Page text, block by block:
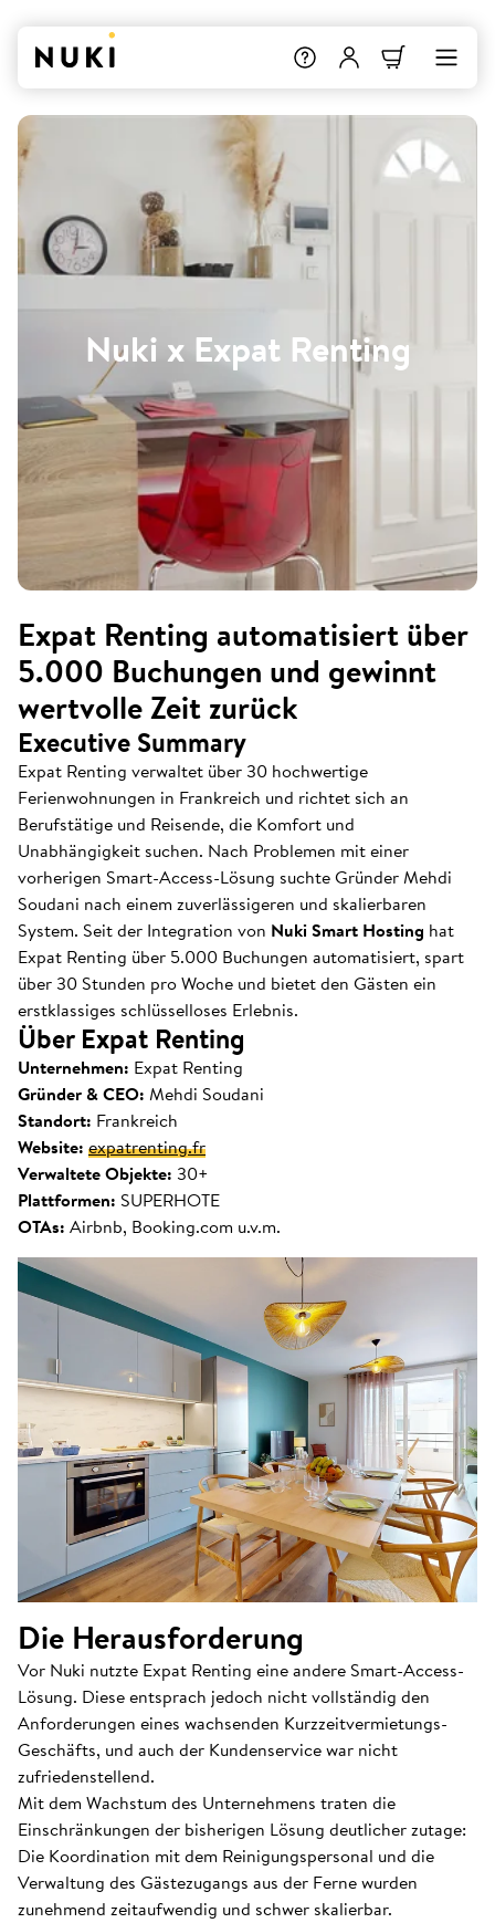
Nuki x Expat Renting
Expat Renting automatisiert über
5.000 Buchungen und gewinnt
wertvolle Zeit zurück
Executive Summary
Expat Renting verwaltet über 30 hochwertige
Ferienwohnungen in Frankreich und richtet sich an
Berufstätige und Reisende, die Komfort und
Unabhängigkeit suchen. Nach Problemen mit einer
vorherigen Smart-Access-Lösung suchte Gründer Mehdi
Soudani nach einem zuverlässigeren und skalierbaren
System. Seit der Integration von Nuki Smart Hosting hat
Expat Renting über 5.000 Buchungen automatisiert, spart
über 30 Stunden pro Woche und bietet den Gästen ein
erstklassiges schlüsselloses Erlebnis.
Über Expat Renting
Unternehmen: Expat Renting
Gründer & CEO: Mehdi Soudani
Standort: Frankreich
Website: expatrenting.fr
Verwaltete Objekte: 30+
Plattformen: SUPERHOTE
OTAs: Airbnb, Booking.com u.v.m.
Die Herausforderung
Vor Nuki nutzte Expat Renting eine andere Smart-Access-
Lösung. Diese entsprach jedoch nicht vollständig den
Anforderungen eines wachsenden Kurzzeitvermietungs-
Geschäfts, und auch der Kundenservice war nicht
zufriedenstellend.
Mit dem Wachstum des Unternehmens traten die
Einschränkungen der bisherigen Lösung deutlicher zutage:
Die Koordination mit dem Reinigungspersonal und die
Verwaltung des Gästezugangs aus der Ferne wurden
zunehmend zeitaufwendig und schwer skalierbar.